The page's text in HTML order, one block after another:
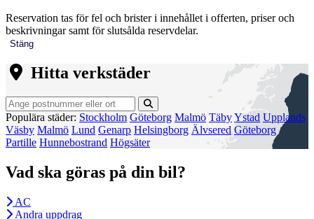
Reservation tas för fel och brister i innehållet i offerten, priser och
beskrivningar samt för slutsålda reservdelar.
Stäng
Hitta verkstäder
Populära städer: Stockholm Göteborg Malmö TäbyYstad Upplands
Väsby Malmö Lund Genarp Helsingborg Älvsered Göteborg
Partille Hunnebostrand Högsäter
Vad ska göras på din bil?
AC
Andra uppdrag